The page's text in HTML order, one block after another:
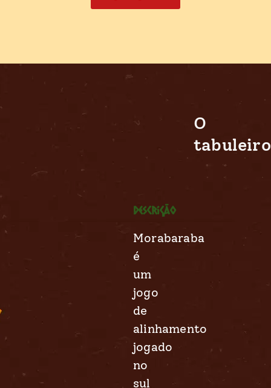
O
tabuleiro
Descrição
Morabaraba
é
um
jogo
de
alinhamento
jogado
no
sul